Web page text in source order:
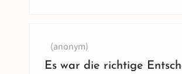
(anonym)
Es war die richtige